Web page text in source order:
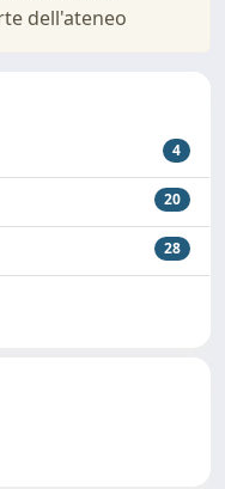
dell'ateneo
4
20
28